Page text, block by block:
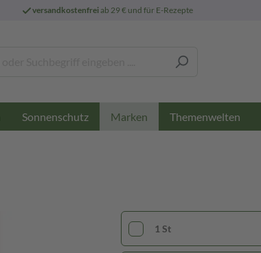
versandkostenfreiab 29 € und für E-Rezepte
Sonnenschutz Marken Themenwelten
1 St